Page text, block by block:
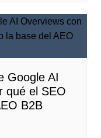
Google AI
qué el SEO
B2B